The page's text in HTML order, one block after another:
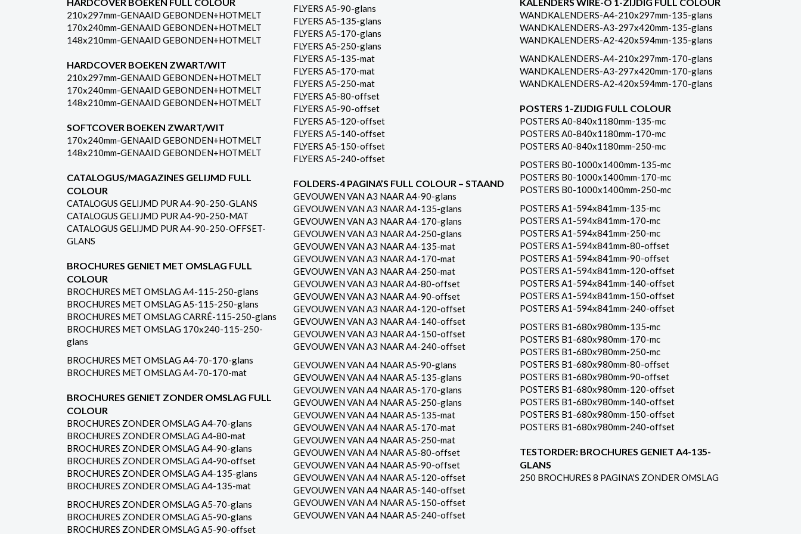
210x297mm-GENAAID GEBONDEN+HOTMELT
170x240mm-GENAAID GEBONDEN+HOTMELT
148x210mm-GENAAID GEBONDEN+HOTMELT
HARDCOVER BOEKEN ZWART/WIT
210x297mm-GENAAID GEBONDEN+HOTMELT
170x240mm-GENAAID GEBONDEN+HOTMELT
148x210mm-GENAAID GEBONDEN+HOTMELT
SOFTCOVER BOEKEN ZWART/WIT
170x240mm-GENAAID GEBONDEN+HOTMELT
148x210mm-GENAAID GEBONDEN+HOTMELT
CATALOGUS/MAGAZINES GELIJMD FULL
COLOUR
CATALOGUS GELIJMD PUR A4-90-250-GLANS
CATALOGUS GELIJMD PUR A4-90-250-MAT
CATALOGUS GELIJMD PUR A4-90-250-OFFSET-
GLANS
BROCHURES GENIET MET OMSLAG FULL
COLOUR
BROCHURES MET OMSLAG A4-115-250-glans
BROCHURES MET OMSLAG A5-115-250-glans
BROCHURES MET OMSLAG CARRÉ-115-250-glans
BROCHURES MET OMSLAG 170x240-115-250-
glans
BROCHURES MET OMSLAG A4-70-170-glans
BROCHURES MET OMSLAG A4-70-170-mat
BROCHURES GENIET ZONDER OMSLAG FULL
COLOUR
BROCHURES ZONDER OMSLAG A4-70-glans
BROCHURES ZONDER OMSLAG A4-80-mat
BROCHURES ZONDER OMSLAG A4-90-glans
BROCHURES ZONDER OMSLAG A4-90-offset
BROCHURES ZONDER OMSLAG A4-135-glans
BROCHURES ZONDER OMSLAG A4-135-mat
BROCHURES ZONDER OMSLAG A5-70-glans
BROCHURES ZONDER OMSLAG A5-90-glans
BROCHURES ZONDER OMSLAG A5-90-offset
FLYERS A5-90-glans
FLYERS A5-135-glans
FLYERS A5-170-glans
FLYERS A5-250-glans
FLYERS A5-135-mat
FLYERS A5-170-mat
FLYERS A5-250-mat
FLYERS A5-80-offset
FLYERS A5-90-offset
FLYERS A5-120-offset
FLYERS A5-140-offset
FLYERS A5-150-offset
FLYERS A5-240-offset
FOLDERS-4 PAGINA’S FULL COLOUR – STAAND
GEVOUWEN VAN A3 NAAR A4-90-glans
GEVOUWEN VAN A3 NAAR A4-135-glans
GEVOUWEN VAN A3 NAAR A4-170-glans
GEVOUWEN VAN A3 NAAR A4-250-glans
GEVOUWEN VAN A3 NAAR A4-135-mat
GEVOUWEN VAN A3 NAAR A4-170-mat
GEVOUWEN VAN A3 NAAR A4-250-mat
GEVOUWEN VAN A3 NAAR A4-80-offset
GEVOUWEN VAN A3 NAAR A4-90-offset
GEVOUWEN VAN A3 NAAR A4-120-offset
GEVOUWEN VAN A3 NAAR A4-140-offset
GEVOUWEN VAN A3 NAAR A4-150-offset
GEVOUWEN VAN A3 NAAR A4-240-offset
GEVOUWEN VAN A4 NAAR A5-90-glans
GEVOUWEN VAN A4 NAAR A5-135-glans
GEVOUWEN VAN A4 NAAR A5-170-glans
GEVOUWEN VAN A4 NAAR A5-250-glans
GEVOUWEN VAN A4 NAAR A5-135-mat
GEVOUWEN VAN A4 NAAR A5-170-mat
GEVOUWEN VAN A4 NAAR A5-250-mat
GEVOUWEN VAN A4 NAAR A5-80-offset
GEVOUWEN VAN A4 NAAR A5-90-offset
GEVOUWEN VAN A4 NAAR A5-120-offset
GEVOUWEN VAN A4 NAAR A5-140-offset
GEVOUWEN VAN A4 NAAR A5-150-offset
GEVOUWEN VAN A4 NAAR A5-240-offset
WANDKALENDERS-A4-210x297mm-135-glans
WANDKALENDERS-A3-297x420mm-135-glans
WANDKALENDERS-A2-420x594mm-135-glans
WANDKALENDERS-A4-210x297mm-170-glans
WANDKALENDERS-A3-297x420mm-170-glans
WANDKALENDERS-A2-420x594mm-170-glans
POSTERS 1-ZIJDIG FULL COLOUR
POSTERS A0-840x1180mm-135-mc
POSTERS A0-840x1180mm-170-mc
POSTERS A0-840x1180mm-250-mc
POSTERS B0-1000x1400mm-135-mc
POSTERS B0-1000x1400mm-170-mc
POSTERS B0-1000x1400mm-250-mc
POSTERS A1-594x841mm-135-mc
POSTERS A1-594x841mm-170-mc
POSTERS A1-594x841mm-250-mc
POSTERS A1-594x841mm-80-offset
POSTERS A1-594x841mm-90-offset
POSTERS A1-594x841mm-120-offset
POSTERS A1-594x841mm-140-offset
POSTERS A1-594x841mm-150-offset
POSTERS A1-594x841mm-240-offset
POSTERS B1-680x980mm-135-mc
POSTERS B1-680x980mm-170-mc
POSTERS B1-680x980mm-250-mc
POSTERS B1-680x980mm-80-offset
POSTERS B1-680x980mm-90-offset
POSTERS B1-680x980mm-120-offset
POSTERS B1-680x980mm-140-offset
POSTERS B1-680x980mm-150-offset
POSTERS B1-680x980mm-240-offset
TESTORDER: BROCHURES GENIET A4-135-
GLANS
250 BROCHURES 8 PAGINA'S ZONDER OMSLAG